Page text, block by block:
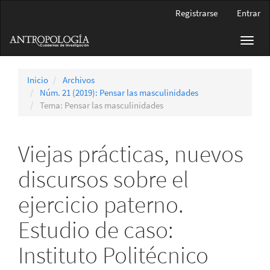
principal
Barra
Registrarse Entrar
Inicio
Archivos
Núm. 21 (2019): Pensar las masculinidades
Tema: Pensar las masculinidades
Viejas prácticas, nuevos
discursos sobre el
ejercicio paterno.
Estudio de caso:
Instituto Politécnico